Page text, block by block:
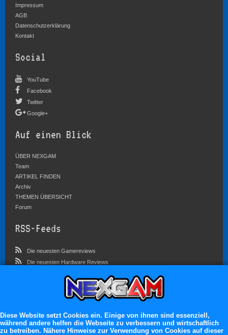
Impressum
AGB
Datenschutzerklärung
Kontakt
Social
YouTube
Facebook
Twitter
Google+
Auf einen Blick
ÜBER NEXGAM
Team
ARTIKEL FINDEN
Archiv
THEMEN ÜBERSICHT
Forum
RSS-Feeds
Die neuesten Gamereviews
Die neuesten Hardware Reviews
Im Forum sind zur Zeit 3569 Benutzer online
Es erwarten dich:
Diese Website setzt Cookies ein. Einige von ihnen sind essenziell,
während andere helfen die Webseite zu verbessern und wirtschaftlich
zu betreiben. Nähere Hinweise zur Verwendung von Cookies auf dieser